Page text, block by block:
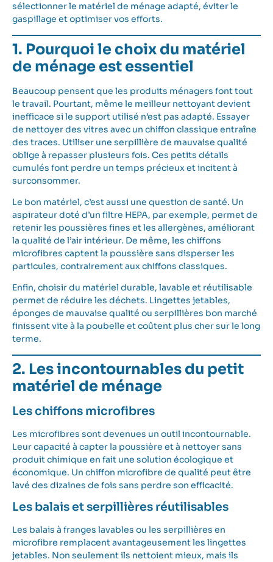
sélectionner le matériel de ménage adapté, éviter le
gaspillage et optimiser vos efforts.
1. Pourquoi le choix du matériel
de ménage est essentiel
Beaucoup pensent que les produits ménagers font tout
le travail. Pourtant, même le meilleur nettoyant devient
inefficace si le support utilisé n’est pas adapté. Essayer
de nettoyer des vitres avec un chiffon classique entraîne
des traces. Utiliser une serpillière de mauvaise qualité
oblige à repasser plusieurs fois. Ces petits détails
cumulés font perdre un temps précieux et incitent à
surconsommer.
Le bon matériel, c’est aussi une question de santé. Un
aspirateur doté d’un filtre HEPA, par exemple, permet de
retenir les poussières fines et les allergènes, améliorant
la qualité de l’air intérieur. De même, les chiffons
microfibres captent la poussière sans disperser les
particules, contrairement aux chiffons classiques.
Enfin, choisir du matériel durable, lavable et réutilisable
permet de réduire les déchets. Lingettes jetables,
éponges de mauvaise qualité ou serpillières bon marché
finissent vite à la poubelle et coûtent plus cher sur le long
terme.
2. Les incontournables du petit
matériel de ménage
Les chiffons microfibres
Les microfibres sont devenues un outil incontournable.
Leur capacité à capter la poussière et à nettoyer sans
produit chimique en fait une solution écologique et
économique. Un chiffon microfibre de qualité peut être
lavé des dizaines de fois sans perdre son efficacité.
Les balais et serpillières réutilisables
Les balais à franges lavables ou les serpillières en
microfibre remplacent avantageusement les lingettes
jetables. Non seulement ils nettoient mieux, mais ils